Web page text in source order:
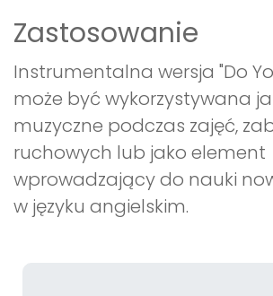
Zastosowanie
Instrumentalna wersja "Do
może być wykorzystywana
muzyczne podczas zajęć,
ruchowych lub jako element
wprowadzający do nauki
w języku angielskim.